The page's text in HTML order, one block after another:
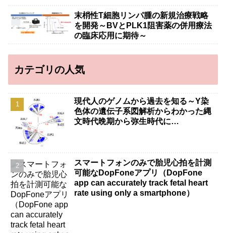
末梢性T細胞リンパ腫の新規治療戦略
を開発～BVとPLK1阻害薬の併用療法
の臨床応用に期待～
カテゴリの人気
現代人のゲノムから過去を知る～Y染
色体の遺伝子系図解析からわかった縄
文時代晩期から弥生時代に…
スマートフォンのみで胎児心拍を計測
可能なDopFoneアプリ（DopFone
app can accurately track fetal heart
rate using only a smartphone）